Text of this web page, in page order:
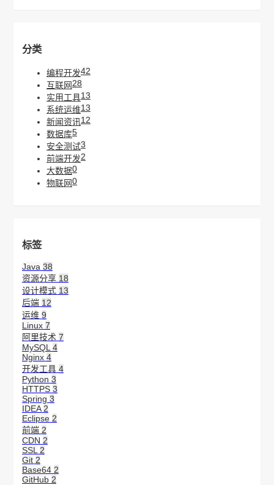
分类
编程开发42
互联网28
实用工具13
系统运维13
新闻资讯12
数据库5
安全测试3
前端开发2
大数据0
物联网0
标签
Java 38
资源分享 18
设计模式 13
后端 12
运维 9
Linux 7
阿里技术 7
MySQL 4
Nginx 4
开发工具 4
Python 3
HTTPS 3
Spring 3
IDEA 2
Eclipse 2
前端 2
CDN 2
SSL 2
Git 2
Base64 2
GitHub 2